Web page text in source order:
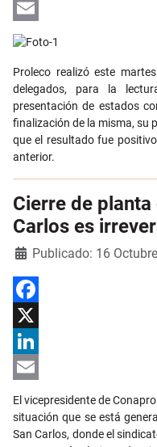
LinkedIn
Email
Proleco realizó este
delegados, para la
presentación de estados
finalización de la misma, su
que el resultado fue
anterior.
Cierre de
Carlos es
Detalles
Publicado: 16
Facebook
X
LinkedIn
Email
El vicepresidente de
situación que se está
San Carlos, donde el